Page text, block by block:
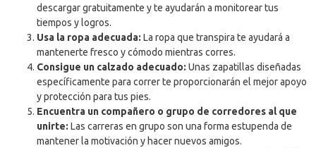
descargar gratuitamente y te ayudarán a monitorear tus
tiempos y logros.
Usa la ropa adecuada: La ropa que transpira te ayudará a
mantenerte fresco y cómodo mientras corres.
Consigue un calzado adecuado: Unas zapatillas diseñadas
específicamente para correr te proporcionarán el mejor apoyo
y protección para tus pies.
Encuentra un compañero o grupo de corredores al que
unirte: Las carreras en grupo son una forma estupenda de
mantener la motivación y hacer nuevos amigos.